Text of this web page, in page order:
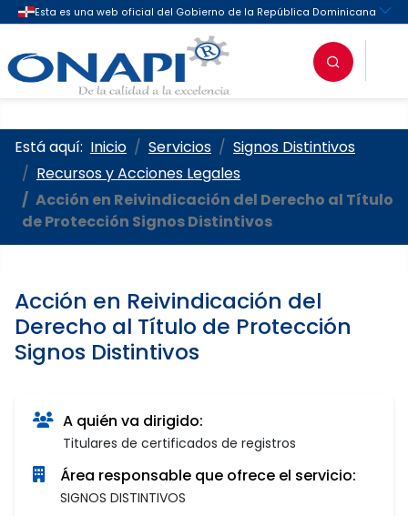
Oficina Nacional de la
Está aquí: Inicio Servicios
Signos Distintivos
Recursos y Acciones Legales
Acción en Reivindicación del Derecho al Título
de Protección Signos Distintivos
Acción en Reivindicación del
Derecho al Título de Protección
Signos Distintivos
A quién va dirigido:
Titulares de certificados de registros
Área responsable que ofrece el servicio:
SIGNOS DISTINTIVOS